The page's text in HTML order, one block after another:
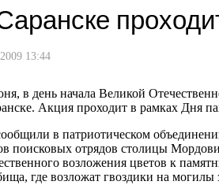
13:44
в день начала Великой
Акция проходит в рамках Дня
в патриотическом
поисковых отрядов столицы
возложения цветов к
где возложат гвоздики на